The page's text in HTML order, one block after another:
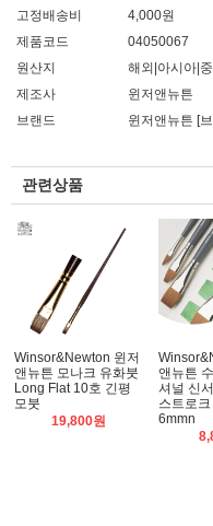
고정배송비
4,000원
제품코드
04050067
원산지
해외|아시아|
제조사
윈저앤뉴튼
브랜드
윈저앤뉴튼 [
관련상품
Winsor&Newton 윈저
앤뉴튼 모나크 유화붓
Long Flat 10호 긴평
모붓
19,800원
앤뉴튼
셔널 신
스트로크
6mmn